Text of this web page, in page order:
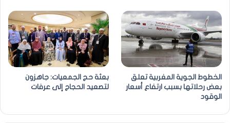
الخطوط الجوية المغربية تعلق
بعض رحلاتها بسبب ارتفاع أسعار
الوقود
بعثة حج الجمعيات: جاهزون
لتصعيد الحجاج إلى عرفات